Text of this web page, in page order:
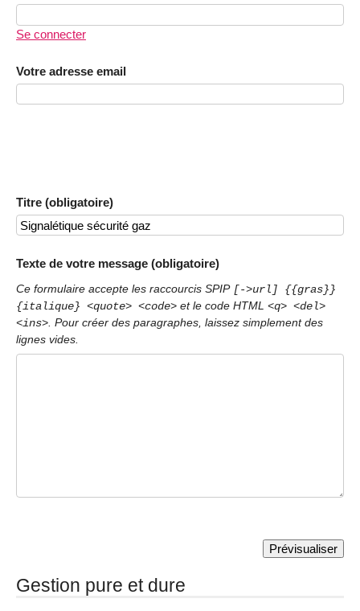
Se connecter
Votre adresse email
Titre (obligatoire)
Texte de votre message (obligatoire)
Ce formulaire accepte les raccourcis SPIP [->url] {{gras}}
{italique} <quote> <code> et le code HTML <q> <del>
<ins> . Pour créer des paragraphes, laissez simplement des
lignes vides.
Gestion pure et dure